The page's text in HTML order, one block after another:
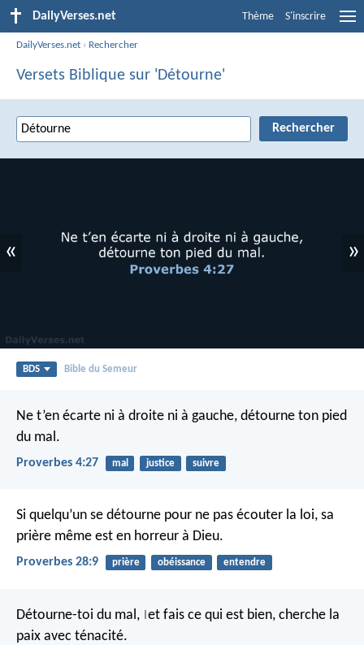
DailyVerses.net Thème S'inscrire
DailyVerses.net › Rechercher
Versets Biblique sur 'Détourne'
« »
BDS Bible du Semeur
Ne t’en écarte ni à droite ni à gauche, détourne ton pied
du mal.
Proverbes 4:27 mal justice suivre
Si quelqu’un se détourne pour ne pas écouter la loi, sa
prière même est en horreur à Dieu.
Proverbes 28:9 prière obéissance entendre
Détourne-toi du mal, et fais ce qui est bien, cherche la
paix avec ténacité.